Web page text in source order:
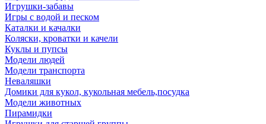
Игрушки-забавы
Игры с водой и песком
Каталки и качалки
Коляски, кроватки и качели
Куклы и пупсы
Модели людей
Модели транспорта
Неваляшки
Домики для кукол, кукольная мебель,посудка
Модели животных
Пирамидки